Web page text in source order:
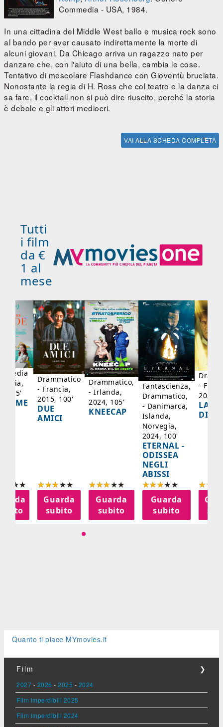
Commedia - USA, 1984.
In una cittadina del Middle West ballo e musica rock sono
al bando per aver causato indirettamente la morte di
alcuni giovani. Da Chicago arriva un ragazzo nato per
danzare che, con l'aiuto di una bella, cambia le cose.
Tentativo di mescolare Flashdance con Gioventù bruciata.
Nonostante la regia di H. Ross che col teatro e la danza ci
sa fare, il cocktail non si può dire riuscito, perché la storia
è debole e gli attori mediocri.
VAI ALLA SCHEDA COMPLETA
Tutti
i film
da €
1 al
mese
95'
Drammatico
- Francia,
2015, 100'
DUE
AMICI
Guarda
subito
Drammatico,
- Irlanda,
2024, 105'
KNEECAP
Guarda
subito
Fantascienza,
Drammatico,
- Danimarca,
Islanda,
Norvegia,
2024, 100'
ETERNAL -
ODISSEA
NEGLI
ABISSI
Guarda
subito
-
2024,
LA
DI
Quanto ti piace MYmovies.it
Film ❯
2027 - 2026 - 2025 - 2024
Film imperdibili 2025
Film imperdibili 2024